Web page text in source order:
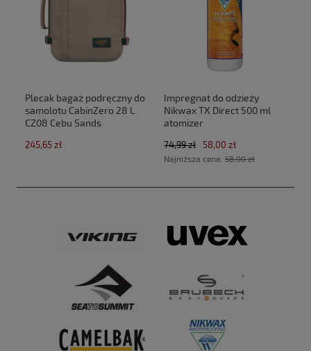
Plecak bagaż podręczny do
samolotu CabinZero 28 L
CZ08 Cebu Sands
Air)
245,65 zł
Impregnat do odzieży
Nikwax TX Direct 500 ml
atomizer
74,99 zł 58,00 zł
Najniższa cena: 58,00 zł